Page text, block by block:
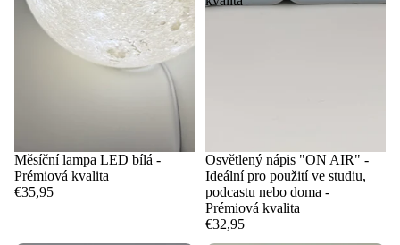
Měsíční lampa LED bílá -
Prémiová kvalita
€35,95
Osvětlený nápis "ON AIR" -
Ideální pro použití ve studiu,
podcastu nebo doma -
Prémiová kvalita
€32,95